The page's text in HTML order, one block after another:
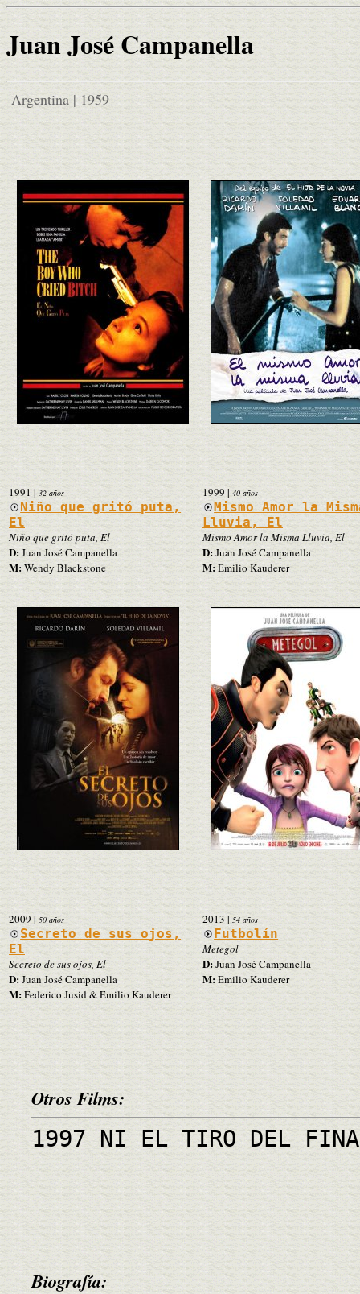
Juan José Campanella
Argentina | 1959
1991 | 32 años
Niño que gritó puta,
El
Niño que gritó puta, El
D:Juan José Campanella
M:Wendy Blackstone
1999 |40 años
Mismo Amor la
Lluvia, El
Mismo Amor la Misma Lluvia, El
D:Juan José Campanella
M:Emilio Kauderer
2009 | 50 años
Secreto de sus ojos,
El
Secreto de sus ojos, El
D:Juan José Campanella
M:Federico Jusid & Emilio Kauderer
2013 |54 años
Futbolín
Metegol
D:Juan José Campanella
M:Emilio Kauderer
Otros Films:
1997 NI EL TIRO DEL
Biografía: